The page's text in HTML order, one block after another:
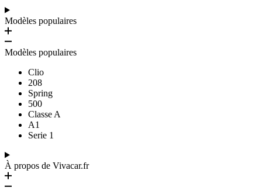
Modèles populaires
Modèles populaires
Clio
208
Spring
500
Classe A
A1
Serie 1
À propos de Vivacar.fr